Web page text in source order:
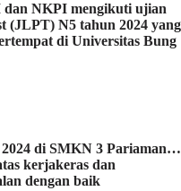
NKPI mengikuti ujian
(JLPT) N5 tahun 2024 yang
di Universitas Bung
di SMKN 3 Pariaman…
kerjakeras dan
dengan baik